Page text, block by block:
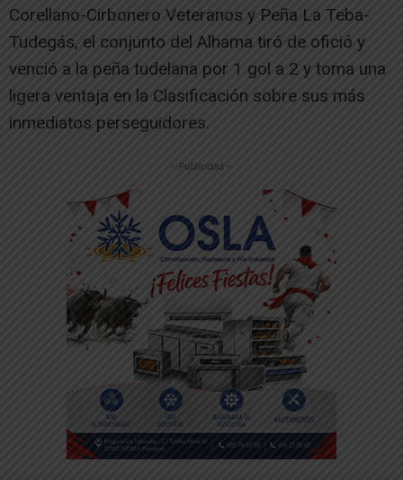
Corellano-Cirbonero Veteranos y Peña La Teba-
Tudegás, el conjunto del Alhama tiró de ofició y
venció a la peña tudelana por 1 gol a 2 y toma una
ligera ventaja en la Clasificación sobre sus más
inmediatos perseguidores.
-- Publicidad --